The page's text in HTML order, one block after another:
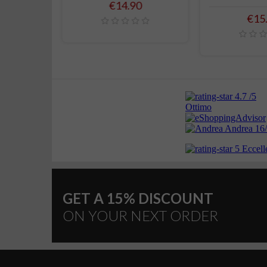
Price
€14.90
GET A 15% DISCOUNT
ON YOUR NEXT ORDER